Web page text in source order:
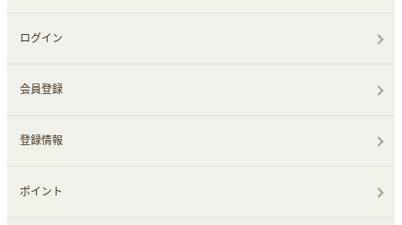
ログイン
会員登録
登録情報
ポイント